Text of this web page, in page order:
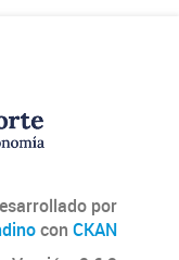
por
con CKAN